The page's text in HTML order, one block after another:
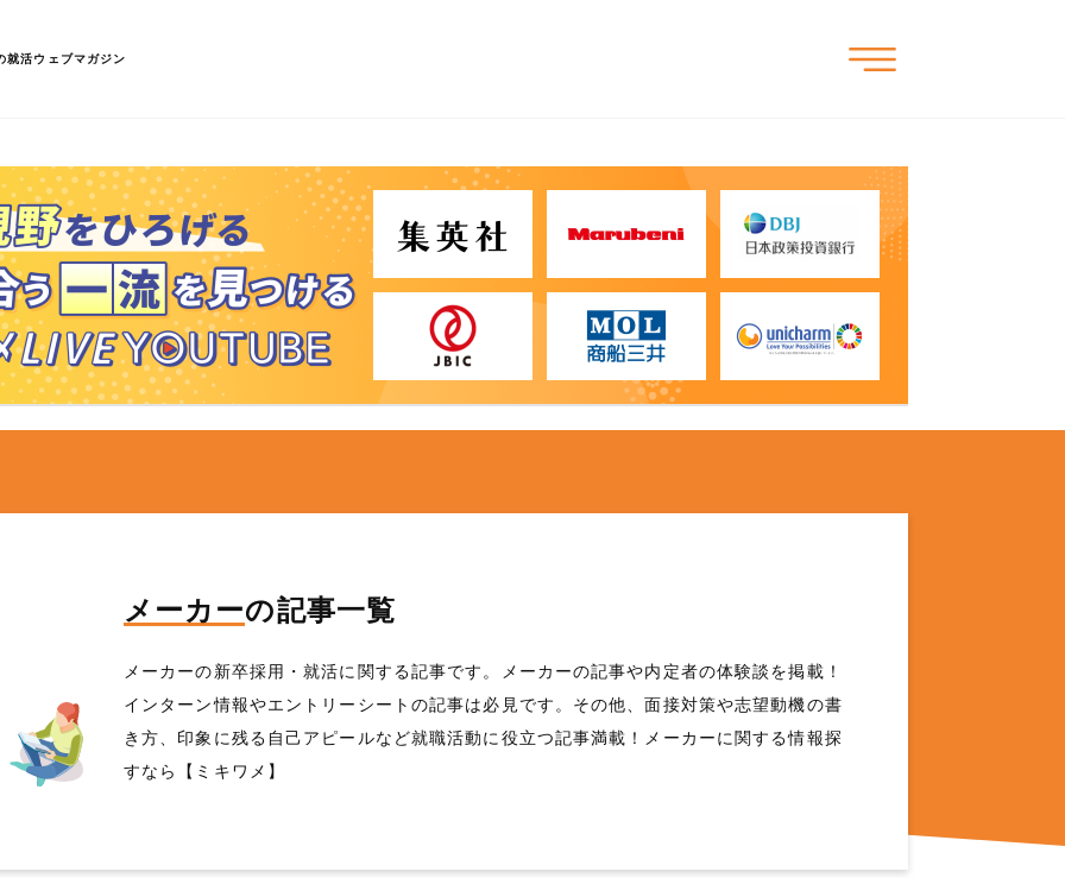
就活ウェブマガジン
メーカーの記事一覧
メーカーの新卒採用・就活に関する記事です。メーカーの記事や内定者の体験談を掲載！
インターン情報やエントリーシートの記事は必見です。その他、面接対策や志望動機の書
き方、印象に残る自己アピールなど就職活動に役立つ記事満載！メーカーに関する情報探
すなら【ミキワメ】